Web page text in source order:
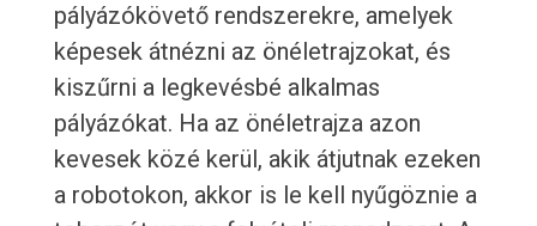
pályázókövető rendszerekre, amelyek
képesek átnézni az önéletrajzokat, és
kiszűrni a legkevésbé alkalmas
pályázókat. Ha az önéletrajza azon
kevesek közé kerül, akik átjutnak ezeken
a robotokon, akkor is le kell nyűgöznie a